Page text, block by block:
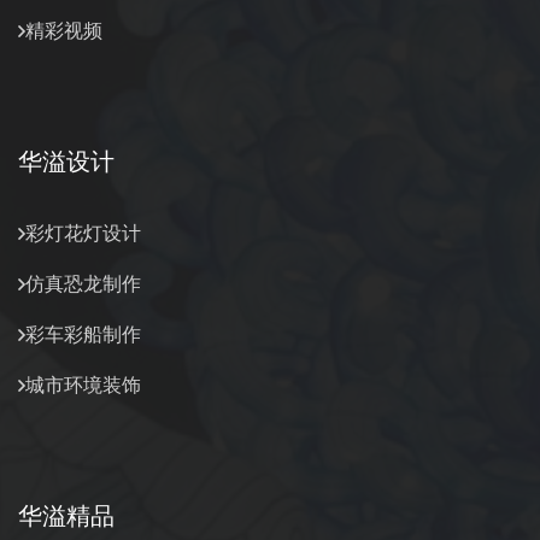
精彩视频
华溢设计
彩灯花灯设计
仿真恐龙制作
彩车彩船制作
城市环境装饰
华溢精品